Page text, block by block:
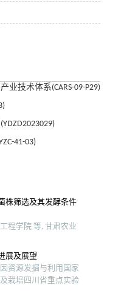
技术体系(CARS-09-P29)
41-03)